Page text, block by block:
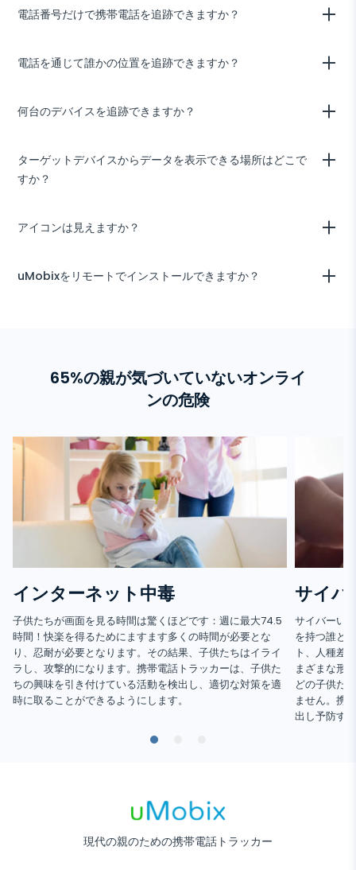
ます。このテクノロジーは、位置履歴機能を使用してユーザーがどこに
くだけです。
電話番号だけで携帯電話を追跡できますか？
だけを知っているというだけで電話にアクセスできる技術はありませ
電話を通じて誰かの位置を追跡できますか？
できます。リアルタイムでユーザーの位置を見るために、ターゲットデ
何台のデバイスを追跡できますか？
スをリンク解除およびリンクできますが、1度に1つだけです。
ターゲットデバイスからデータを表示できる場所はどこで
すか？
格情報を使用して、どんなデバイスやコンピュータからでもダッシュボ
アイコンは見えますか？
ます。技術に詳しい子供たちはすぐにそのアイコンを見つけるかもしれ
uMobixをリモートでインストールできますか？
65%の親が気づいていないオンライ
ンの危険
インターネット中毒
子供たちが画面を見る時間は驚くほどです：週に最大74.5
時間！快楽を得るためにますます多くの時間が必要とな
り、忍耐が必要となります。その結果、子供たちはイライ
ラし、攻撃的になります。携帯電話トラッカーは、子供た
ちの興味を引き付けている活動を検出し、適切な対策を適
時に取ることができるようにします。
サイバ
サイバーい
を持つ誰と
ト、人種差
まざまな形
どの子供た
ません。携
出し予防す
現代の親のための携帯電話トラッカー